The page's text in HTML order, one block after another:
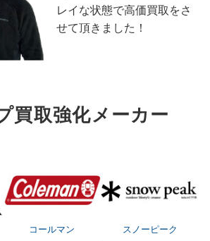
レイな状態で高価買取をさ
せて頂きました！
買取強化メーカー
コールマン スノーピーク